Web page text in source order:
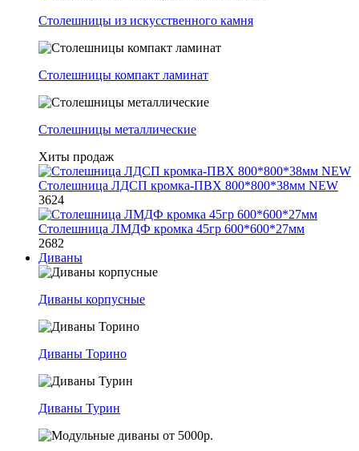
Столешницы из искусственного камня
Столешницы компакт ламинат
Столешницы металлические
Хиты продаж
Столешница ЛДСП кромка-ПВХ 800*800*38мм NEW
3624
Столешница ЛМДФ кромка 45гр 600*600*27мм
2682
Диваны
Диваны корпусные
Диваны Торино
Диваны Турин